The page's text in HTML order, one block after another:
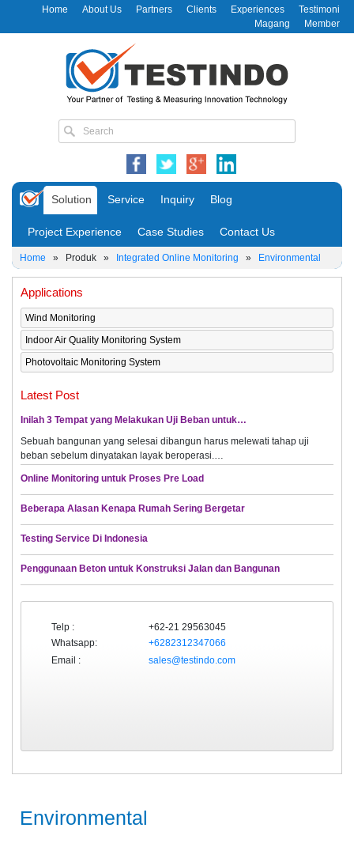
Home About Us Partners Clients Experiences
Testimoni
Magang
Member
Solution Service Inquiry Blog
Project Experience Case Studies Contact Us
Home » Produk » Integrated Online Monitoring » Environmental
Applications
Wind Monitoring
Indoor Air Quality Monitoring System
Photovoltaic Monitoring System
Latest Post
Inilah 3 Tempat yang Melakukan Uji Beban untuk…
Sebuah bangunan yang selesai dibangun harus melewati tahap uji
beban sebelum dinyatakan layak beroperasi.…
Online Monitoring untuk Proses Pre Load
Beberapa Alasan Kenapa Rumah Sering Bergetar
Testing Service Di Indonesia
Penggunaan Beton untuk Konstruksi Jalan dan Bangunan
Telp :
+62-21 29563045
Whatsapp:
+6282312347066
Email :
sales@testindo.com
Environmental